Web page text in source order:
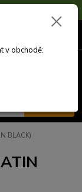
BLACK)
v obchodě: